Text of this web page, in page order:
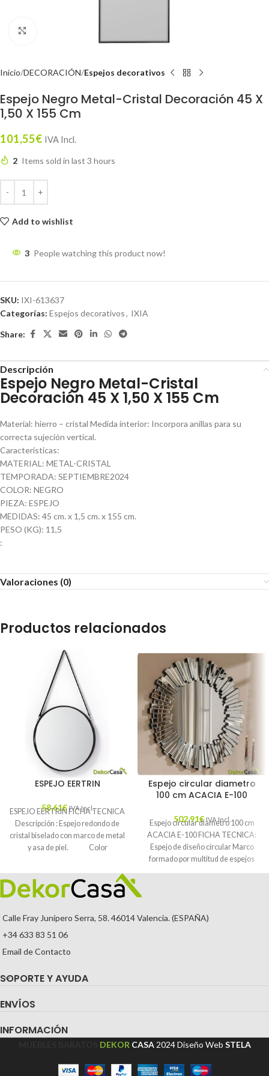
Inicio DECORACIÓN Espejos decorativos
Espejo Negro Metal-Cristal Decoración 45 X
1,50 X 155 Cm
101,55€ IVA Incl.
2 Items sold in last 3 hours
Add to wishlist
3 People watching this product now!
SKU: IXI-613637
Categorías: Espejos decorativos, IXIA
Share:
Descripción
Espejo Negro Metal-Cristal
Decoración 45 X 1,50 X 155 Cm
Material: hierro – cristal Medida interior: Incorpora anillas para su
correcta sujeción vertical.
Características:
MATERIAL: METAL-CRISTAL
TEMPORADA: SEPTIEMBRE2024
COLOR: NEGRO
PIEZA: ESPEJO
MEDIDAS: 45 cm. x 1,5 cm. x 155 cm.
PESO (KG): 11,5
:
Valoraciones (0)
Productos relacionados
ESPEJO EERTRIN
58,61€ IVA Incl.
ESPEJO EERTRIN FICHA TECNICA
Descripción : Espejo redondo de
cristal biselado con marco de metal
y asa de piel. Color
Espejo circular diametro
100 cm ACACIA E-100
502,91€ IVA Incl.
Espejo circular diametro 100 cm
ACACIA E-100 FICHA TECNICA:
Espejo de diseño circular Marco
formado por multitud de espejos
colocados
Calle Fray Junípero Serra, 58. 46014 Valencia. (ESPAÑA)
+34 633 83 51 06
Email de Contacto
SOPORTE Y AYUDA
ENVÍOS
INFORMACIÓN
DEKOR CASA 2024Diseño Web STELA